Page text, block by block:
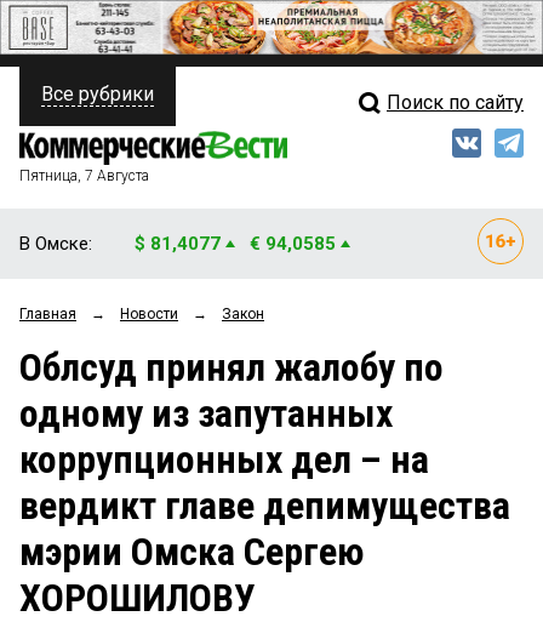
ПОЛИТИКА
ФИНАНСЫ
ОБЩЕСТВО
ЗАКОН
НОВОСТИ КОМПАНИЙ
СТИЛЬ ЖИЗНИ
Свежий выпуск
Рейтинги
Блоги
Архив
Все рубрики Поиск по сайту
Пятница, 7 Августа
В Омске: $ 81,4077 € 94,0585
Главная → Новости → Закон
Облсуд принял жалобу по
одному из запутанных
коррупционных дел – на
вердикт главе депимущества
мэрии Омска Сергею
ХОРОШИЛОВУ